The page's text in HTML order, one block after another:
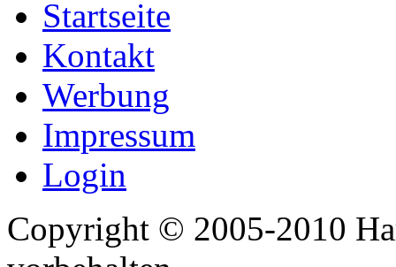
Startseite
Kontakt
Werbung
Impressum
Login
Copyright © 2005-2010